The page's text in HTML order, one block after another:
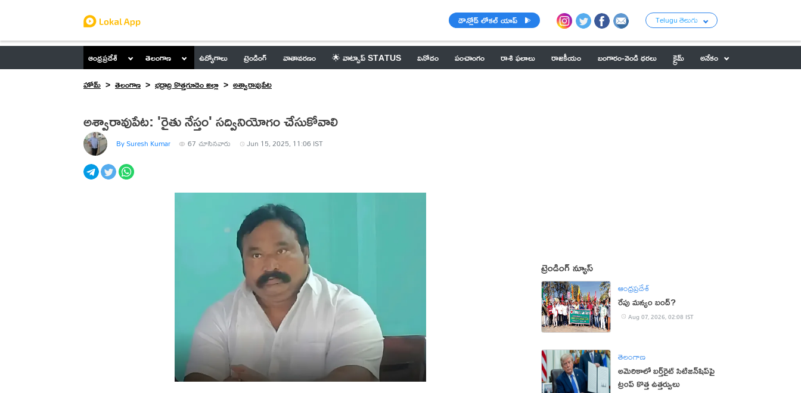
డౌన్లోడ్ లోకల్ యాప్ Telugu తెలుగు
ఆంధ్రప్రదేశ్ తెలంగాణ ఉద్యోగాలు ట్రెండింగ్ వాతావరణం 🌟 వాట్సాప్ STATUS వినోదం పంచాంగం రాశి ఫలాలు రాజకీయం బంగారం-వెండి ధరలు క్రైమ్
అనేకం
హోమ్
తెలంగాణ భద్రాద్రి కొత్తగూడెం జిల్లా అశ్వారావుపేట
అశ్వారావుపేట: 'రైతు నేస్తం' సద్వినియోగం చేసుకోవాలి
By Suresh Kumar 67 చూసినవారు Jun 15, 2025, 11:06 IST
ట్రెండింగ్ న్యూస్
ఆంధ్రప్రదేశ్
రేపు మన్యం బంద్‌?
Aug 07, 2026, 02:08 IST
తెలంగాణ
అమెరికాలో బర్త్‌రైట్ సిటిజన్‌షిప్‌పై
ట్రంప్ కొత్త ఉత్తర్వులు